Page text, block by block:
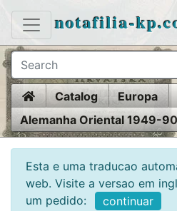
notafilia-
HomeCatalog Europa
Alemanha Oriental 1949-90
Esta e uma traducao
web. Visite a versao em
um pedido:
continuar